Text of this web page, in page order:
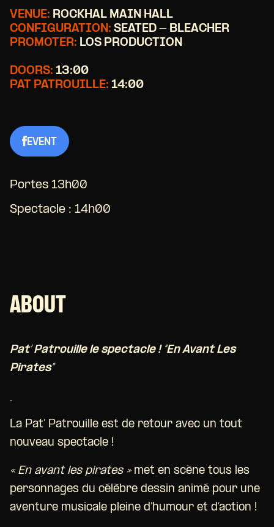
VENUE: ROCKHAL MAIN HALL
CONFIGURATION: SEATED - BLEACHER
PROMOTER: LOS PRODUCTION
DOORS: 13:00
PAT PATROUILLE: 14:00
EVENT
Portes 13h00
Spectacle : 14h00
ABOUT
Pat’ Patrouille le spectacle ! “En Avant Les
Pirates”
La Pat’ Patrouille est de retour avec un tout
nouveau spectacle !
« En avant les pirates »met en scène tous les
personnages du célèbre dessin animé pour une
aventure musicale pleine d’humour et d’action !